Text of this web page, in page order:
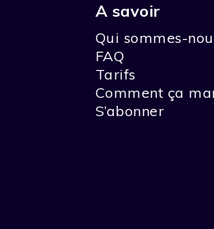
A savoir
Qui sommes-
FAQ
Tarifs
Comment ça
S’abonner